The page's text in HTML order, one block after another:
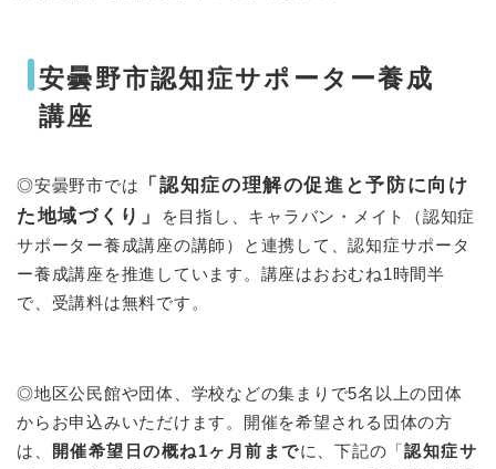
安曇野市認知症サポーター養成
講座
◎安曇野市では
「認知症の理解の促進と予防に向け
た地域づくり」
を目指し、キャラバン・メイト（認知症
サポーター養成講座の講師）と連携して、認知症サポータ
ー養成講座を推進しています。講座はおおむね1時間半
で、受講料は無料です。
◎地区公民館や団体、学校などの集まりで5名以上の団体
からお申込みいただけます。開催を希望される団体の方
は、
開催希望日の概ね1ヶ月前までに、下記の「認知症サ